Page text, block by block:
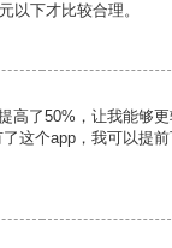
以下才比较合理。
高了50%，让我能够更
这个app，我可以提